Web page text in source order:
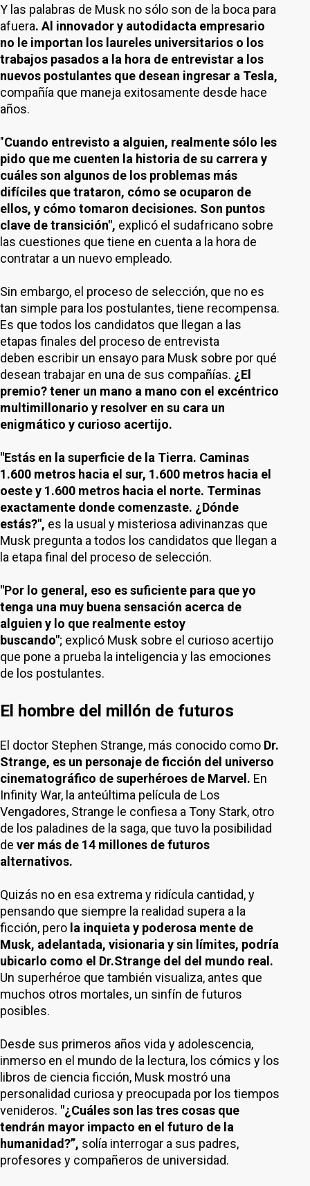
Y las palabras de Musk no sólo son de la boca para
afuera. Al innovador y autodidacta empresario
no le importan los laureles universitarios o los
trabajos pasados a la hora de entrevistar a los
nuevos postulantes que desean ingresar a Tesla,
compañía que maneja exitosamente desde hace
años.
"Cuando entrevisto a alguien, realmente sólo les
pido que me cuenten la historia de su carrera y
cuáles son algunos de los problemas más
difíciles que trataron, cómo se ocuparon de
ellos, y cómo tomaron decisiones. Son puntos
clave de transición", explicó el sudafricano sobre
las cuestiones que tiene en cuenta a la hora de
contratar a un nuevo empleado.
Sin embargo, el proceso de selección, que no es
tan simple para los postulantes, tiene recompensa.
Es que todos los candidatos que llegan a las
etapas finales del proceso de entrevista
deben escribir un ensayo para Musk sobre por qué
desean trabajar en una de sus compañías. ¿El
premio? tener un mano a mano con el excéntrico
multimillonario y resolver en su cara un
enigmático y curioso acertijo.
"Estás en la superficie de la Tierra. Caminas
1.600 metros hacia el sur, 1.600 metros hacia el
oeste y 1.600 metros hacia el norte. Terminas
exactamente donde comenzaste. ¿Dónde
estás?", es la usual y misteriosa adivinanzas que
Musk pregunta a todos los candidatos que llegan a
la etapa final del proceso de selección.
"Por lo general, eso es suficiente para que yo
tenga una muy buena sensación acerca de
alguien y lo que realmente estoy
buscando"; explicó Musk sobre el curioso acertijo
que pone a prueba la inteligencia y las emociones
de los postulantes.
El hombre del millón de futuros
El doctor Stephen Strange, más conocido como Dr.
Strange, es un personaje de ficción del universo
cinematográfico de superhéroes de Marvel. En
Infinity War, la anteúltima película de Los
Vengadores, Strange le confiesa a Tony Stark, otro
de los paladines de la saga, que tuvo la posibilidad
de ver más de 14 millones de futuros
alternativos.
Quizás no en esa extrema y ridícula cantidad, y
pensando que siempre la realidad supera a la
ficción, pero la inquieta y poderosa mente de
Musk, adelantada, visionaria y sin límites, podría
ubicarlo como el Dr.Strange del del mundo real.
Un superhéroe que también visualiza, antes que
muchos otros mortales, un sinfín de futuros
posibles.
Desde sus primeros años vida y adolescencia,
inmerso en el mundo de la lectura, los cómics y los
libros de ciencia ficción, Musk mostró una
personalidad curiosa y preocupada por los tiempos
venideros. "¿Cuáles son las tres cosas que
tendrán mayor impacto en el futuro de la
humanidad?”, solía interrogar a sus padres,
profesores y compañeros de universidad.